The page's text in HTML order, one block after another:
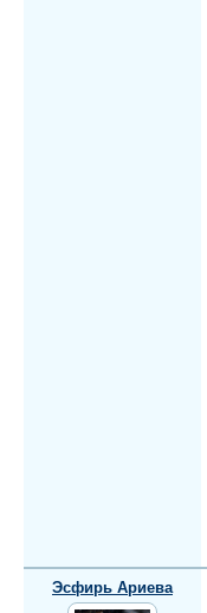
Эсфирь Ариева